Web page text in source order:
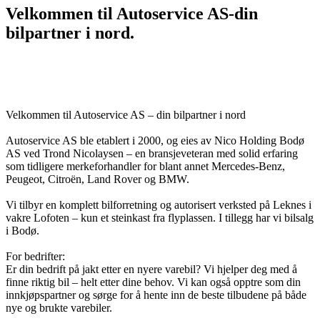
Velkommen til Autoservice AS-din
bilpartner i nord.
Velkommen til Autoservice AS – din bilpartner i nord
Autoservice AS ble etablert i 2000, og eies av Nico Holding Bodø
AS ved Trond Nicolaysen – en bransjeveteran med solid erfaring
som tidligere merkeforhandler for blant annet Mercedes-Benz,
Peugeot, Citroën, Land Rover og BMW.
Vi tilbyr en komplett bilforretning og autorisert verksted på Leknes i
vakre Lofoten – kun et steinkast fra flyplassen. I tillegg har vi bilsalg
i Bodø.
For bedrifter:
Er din bedrift på jakt etter en nyere varebil? Vi hjelper deg med å
finne riktig bil – helt etter dine behov. Vi kan også opptre som din
innkjøpspartner og sørge for å hente inn de beste tilbudene på både
nye og brukte varebiler.